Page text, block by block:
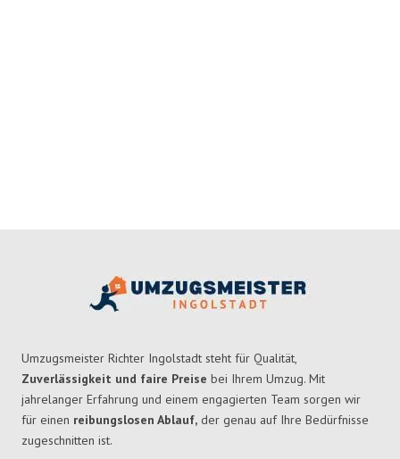
Umzugsmeister Richter Ingolstadt steht für Qualität,
Zuverlässigkeit und faire Preise bei Ihrem Umzug. Mit
jahrelanger Erfahrung und einem engagierten Team sorgen wir
für einen reibungslosen Ablauf, der genau auf Ihre Bedürfnisse
zugeschnitten ist.